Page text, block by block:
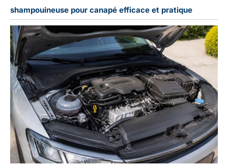
shampouineuse pour canapé efficace et pratique